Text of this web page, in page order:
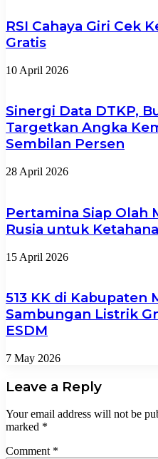
RSI Cahaya Giri Cek
Gratis
10 April 2026
Sinergi Data DTKP,
Targetkan Angka
Sembilan Persen
28 April 2026
Pertamina Siap Olah
Rusia untuk
15 April 2026
513 KK di Kabupaten
Sambungan Listrik
ESDM
7 May 2026
Leave a Reply
Your email address will not be
marked *
Comment *